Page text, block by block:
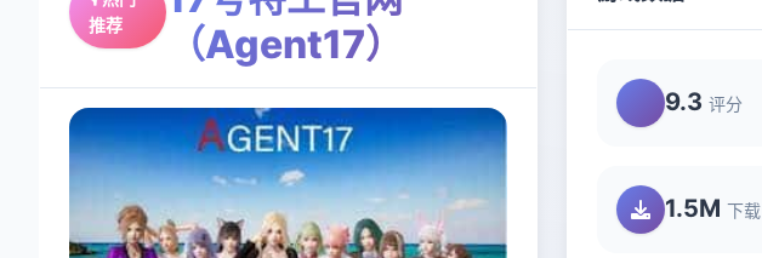
推荐
（Agent17）
9.3 评分
1.5M 下载